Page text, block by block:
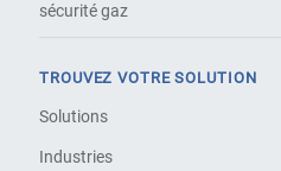
sécurité gaz
TROUVEZ VOTRE SOLUTION
Solutions
Industries